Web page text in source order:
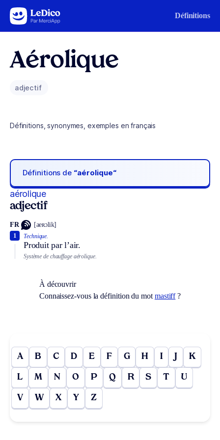
Aller au contenu Définitions
Aérolique
adjectif
Définitions, synonymes, exemples en français
Définitions de “aérolique“
aérolique
adjectif
FR [aeʀɔlik]
Technique.
Produit par l’air.
1
Système de chauffage aérolique.
À découvrir
Connaissez-vous la définition du mot mastiff?
A B C D E F G H I J K
L M N O P Q R S T U
V W X Y Z